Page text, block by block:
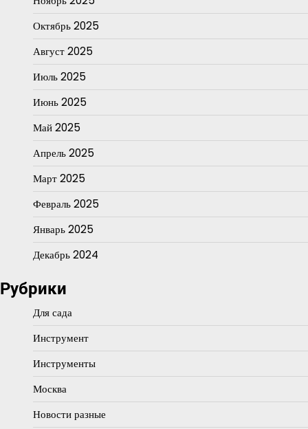
Октябрь 2025
Август 2025
Июль 2025
Июнь 2025
Май 2025
Апрель 2025
Март 2025
Февраль 2025
Январь 2025
Декабрь 2024
Рубрики
Для сада
Инструмент
Инструменты
Москва
Новости разные